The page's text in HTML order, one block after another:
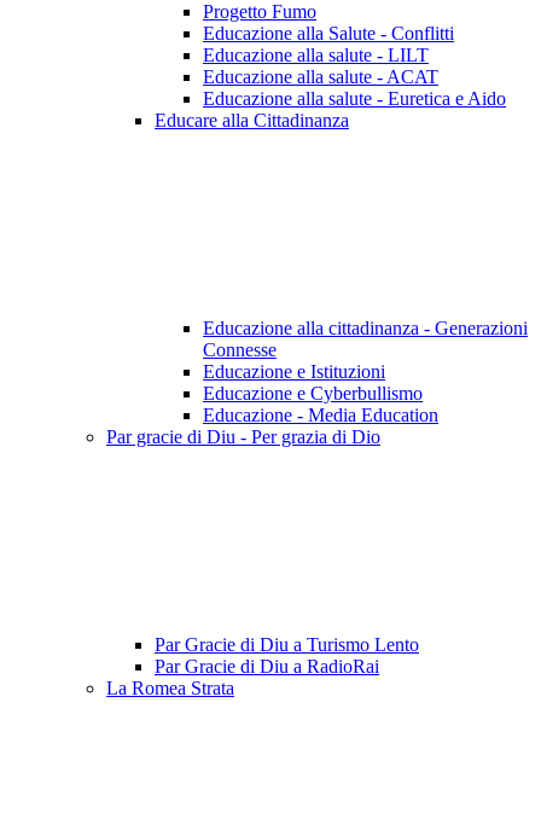
Progetto Fumo
Educazione alla Salute - Conflitti
Educazione alla salute - LILT
Educazione alla salute - ACAT
Educazione alla salute - Euretica e Aido
Educare alla Cittadinanza
Educazione alla cittadinanza - Generazioni
Connesse
Educazione e Istituzioni
Educazione e Cyberbullismo
Educazione - Media Education
Par gracie di Diu - Per grazia di Dio
Par Gracie di Diu a Turismo Lento
Par Gracie di Diu a RadioRai
La Romea Strata